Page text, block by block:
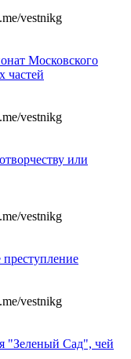
vestnikg
Московского
частей
vestnikg
или
vestnikg
vestnikg
"Зеленый Сад", чей